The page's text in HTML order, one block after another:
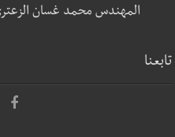
المهندس محمد غسان
تابعنا